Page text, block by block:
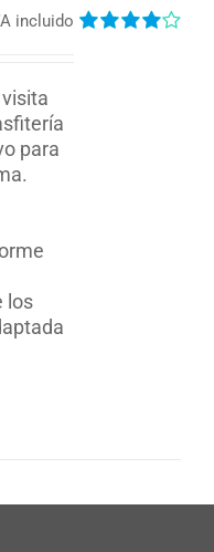
incluido
para
los